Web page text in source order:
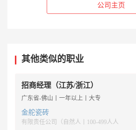
公司主页
其他类似的职业
招商经理（江苏/浙江）
广东省-佛山丨一年以上丨大专
金舵瓷砖
有限责任公司（自然人丨100-499人人